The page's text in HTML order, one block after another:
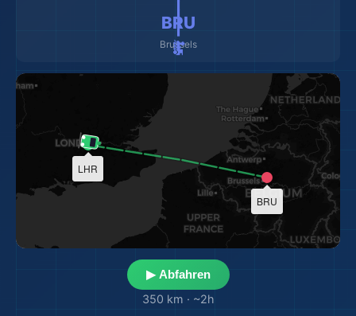
✈️
BRU
Brussels
LHR
BRU
▶ Abfahren
350 km · ~2h